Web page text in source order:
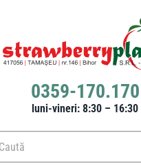
0359-170.170
luni-vineri: 8:30 – 16:30
căpșuni